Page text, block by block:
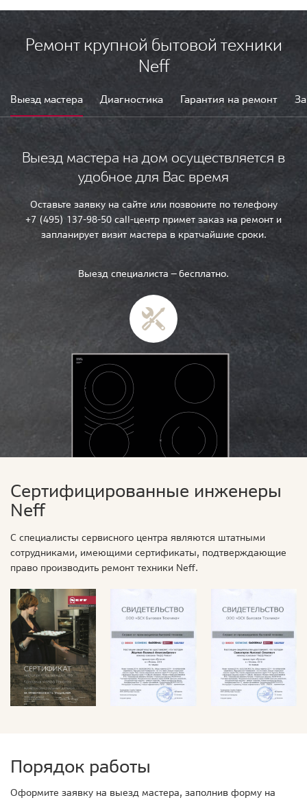
Ремонт крупной бытовой техники
Neff
Выезд мастера Диагностика Гарантия на ремонт
Выезд мастера на дом осуществляется в
удобное для Вас время
Оставьте заявку на сайте или позвоните по телефону
+7 (495) 137-98-50 call-центр примет заказ на ремонт и
запланирует визит мастера в кратчайшие сроки.
Выезд специалиста — бесплатно.
Сертифицированные инженеры
Neff
С специалисты сервисного центра являются штатными
сотрудниками, имеющими сертификаты, подтверждающие
право производить ремонт техники Neff.
Порядок работы
Оформите заявку на выезд мастера, заполнив форму на